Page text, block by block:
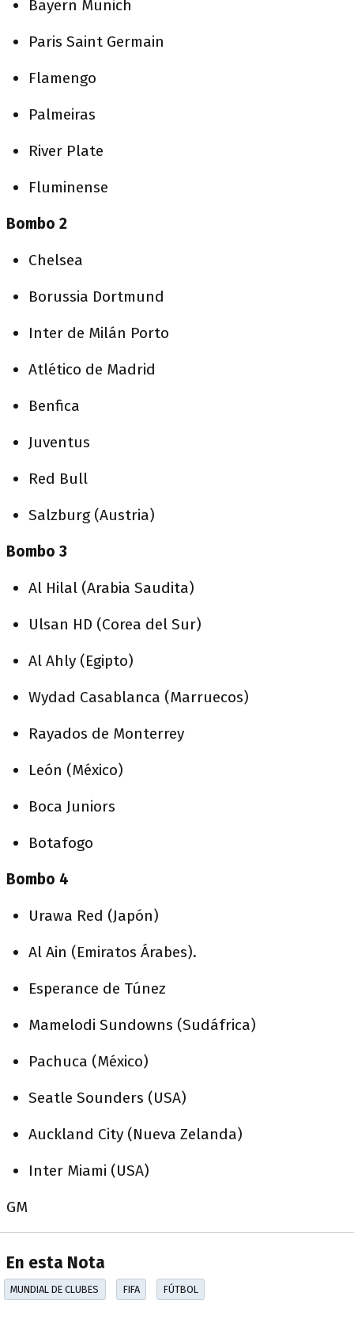
Bayern Munich
Paris Saint Germain
Flamengo
Palmeiras
River Plate
Fluminense
Bombo 2
Chelsea
Borussia Dortmund
Inter de Milán Porto
Atlético de Madrid
Benfica
Juventus
Red Bull
Salzburg (Austria)
Bombo 3
Al Hilal (Arabia Saudita)
Ulsan HD (Corea del Sur)
Al Ahly (Egipto)
Wydad Casablanca (Marruecos)
Rayados de Monterrey
León (México)
Boca Juniors
Botafogo
Bombo 4
Urawa Red (Japón)
Al Ain (Emiratos Árabes).
Esperance de Túnez
Mamelodi Sundowns (Sudáfrica)
Pachuca (México)
Seatle Sounders (USA)
Auckland City (Nueva Zelanda)
Inter Miami (USA)
GM
En esta Nota
MUNDIAL DE CLUBES FIFA FÚTBOL